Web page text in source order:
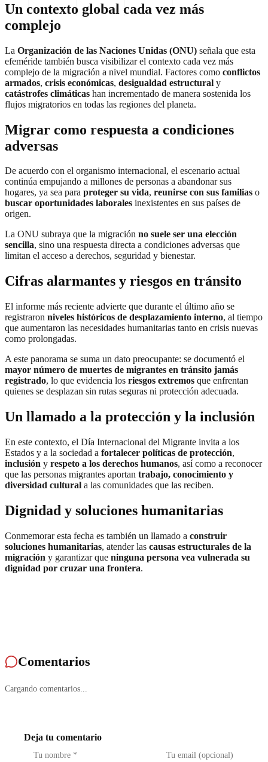
Un contexto global cada vez más
complejo
La Organización de las Naciones Unidas (ONU) señala que esta
efeméride también busca visibilizar el contexto cada vez más
complejo de la migración a nivel mundial. Factores como conflictos
armados, crisis económicas, desigualdad estructural y
catástrofes climáticas han incrementado de manera sostenida los
flujos migratorios en todas las regiones del planeta.
Migrar como respuesta a condiciones
adversas
De acuerdo con el organismo internacional, el escenario actual
continúa empujando a millones de personas a abandonar sus
hogares, ya sea para proteger su vida, reunirse con sus familias o
buscar oportunidades laborales inexistentes en sus países de
origen.
La ONU subraya que la migración no suele ser una elección
sencilla, sino una respuesta directa a condiciones adversas que
limitan el acceso a derechos, seguridad y bienestar.
Cifras alarmantes y riesgos en tránsito
El informe más reciente advierte que durante el último año se
registraron niveles históricos de desplazamiento interno, al tiempo
que aumentaron las necesidades humanitarias tanto en crisis nuevas
como prolongadas.
A este panorama se suma un dato preocupante: se documentó el
mayor número de muertes de migrantes en tránsito jamás
registrado, lo que evidencia los riesgos extremos que enfrentan
quienes se desplazan sin rutas seguras ni protección adecuada.
Un llamado a la protección y la inclusión
En este contexto, el Día Internacional del Migrante invita a los
Estados y a la sociedad a fortalecer políticas de protección,
inclusión y respeto a los derechos humanos, así como a reconocer
que las personas migrantes aportan trabajo, conocimiento y
diversidad cultural a las comunidades que las reciben.
Dignidad y soluciones humanitarias
Conmemorar esta fecha es también un llamado a construir
soluciones humanitarias, atender las causas estructurales de la
migración y garantizar que ninguna persona vea vulnerada su
dignidad por cruzar una frontera.
Comentarios
Cargando comentarios...
Deja tu comentario